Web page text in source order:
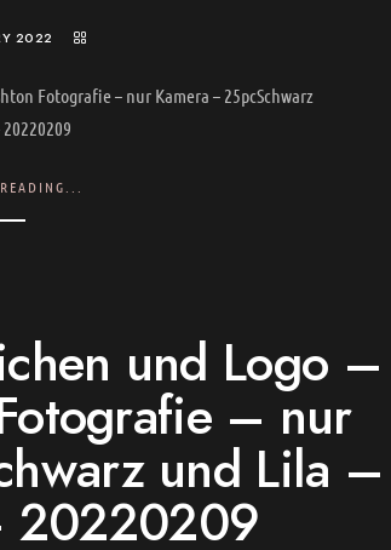
2022
Fotografie – nur Kamera – 25pcSchwarz
und Logo –
– nur
und Lila –